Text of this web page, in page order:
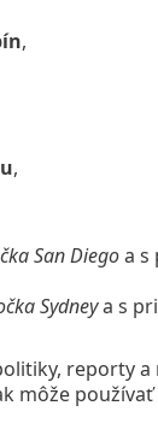
,
,
San Diegoa s
Sydneya s
reporty a
môže